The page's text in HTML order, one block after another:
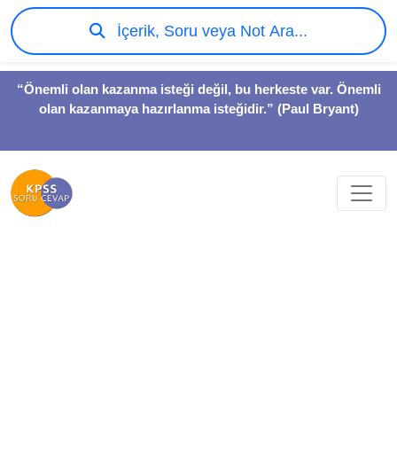
“Önemli olan kazanma isteği değil, bu herkeste var. Önemli
olan kazanmaya hazırlanma isteğidir.” (Paul Bryant)
İçerik, Soru veya Not Ara...